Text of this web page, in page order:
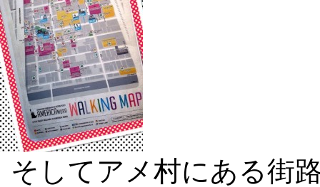
そしてアメ村にある街